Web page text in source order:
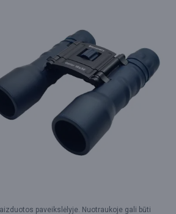
paveikslėlyje. Nuotraukoje gali būti